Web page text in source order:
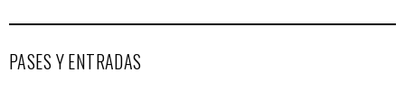
PASES Y ENTRADAS